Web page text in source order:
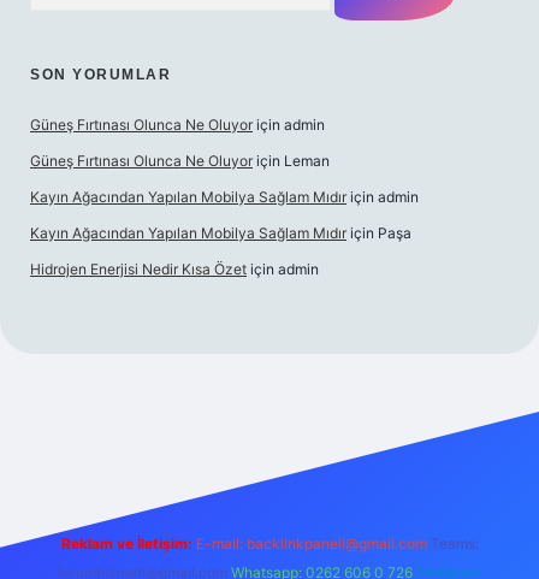
SON YORUMLAR
Güneş Fırtınası Olunca Ne Oluyor için admin
Güneş Fırtınası Olunca Ne Oluyor için Leman
Kayın Ağacından Yapılan Mobilya Sağlam Mıdır için admin
Kayın Ağacından Yapılan Mobilya Sağlam Mıdır için Paşa
Hidrojen Enerjisi Nedir Kısa Özet için admin
Reklam ve İletişim: E-mail: backlinkpaneli@gmail.com Teams:
forumhizmeti@gmail.com Whatsapp: 0262 606 0 726 Telegram: